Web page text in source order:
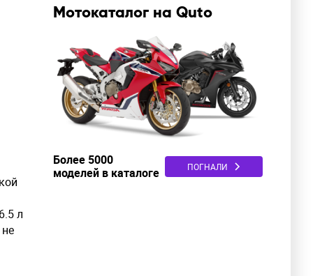
л
Мотокаталог на Quto
Более 5000
моделей в каталоге
ПОГНАЛИ